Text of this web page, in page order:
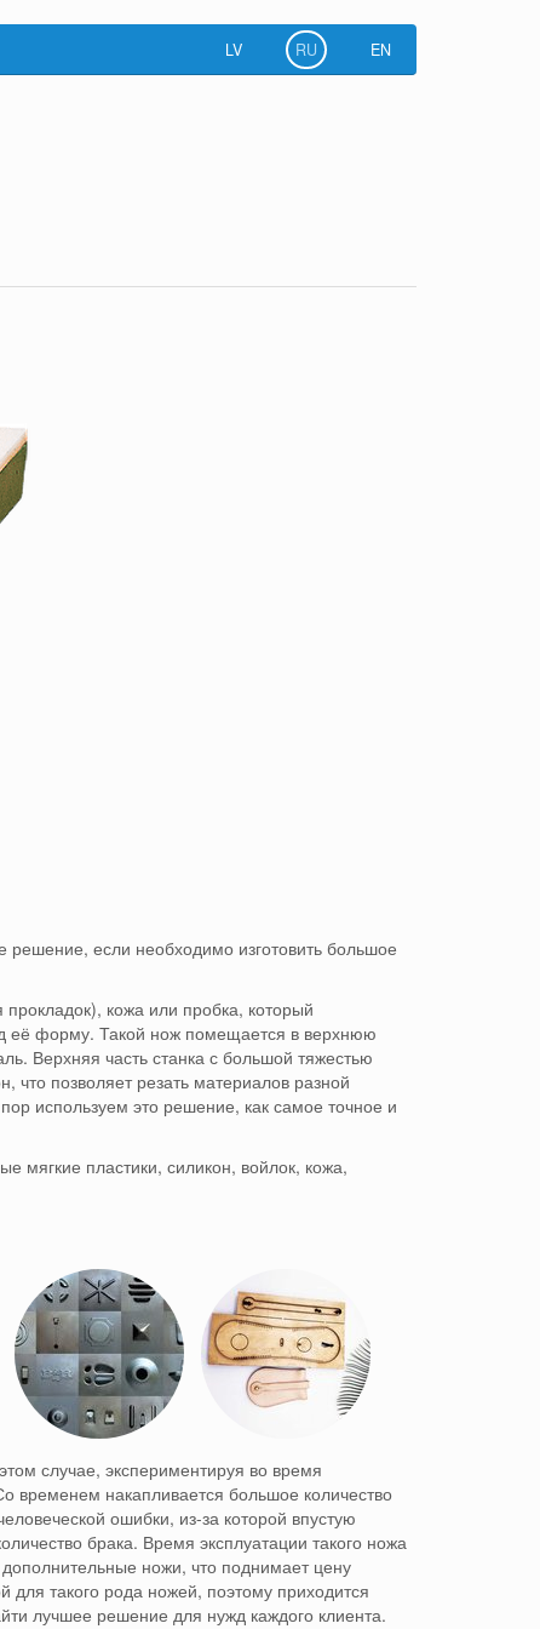
LV RU EN
если необходимо изготовить большое
кожа или пробка, который
её форму. Такой нож помещается в верхнюю
Верхняя часть станка с большой тяжестью
позволяет резать материалов разной
используем это решение, как самое точное и
мягкие пластики, силикон, войлок, кожа,
случае, экспериментируя во время
временем накапливается большое количество
ошибки, из-за которой впустую
брака. Время эксплуатации такого ножа
ножи, что поднимает цену
такого рода ножей, поэтому приходится
лучшее решение для нужд каждого клиента.